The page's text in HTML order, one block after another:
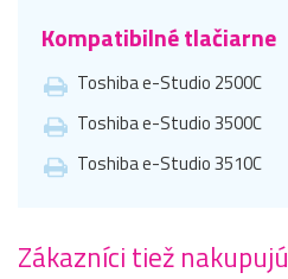
Kompatibilné tlačiarne
Toshiba e-Studio 2500C
Toshiba e-Studio 3500C
Toshiba e-Studio 3510C
Zákazníci tiež nakupujú